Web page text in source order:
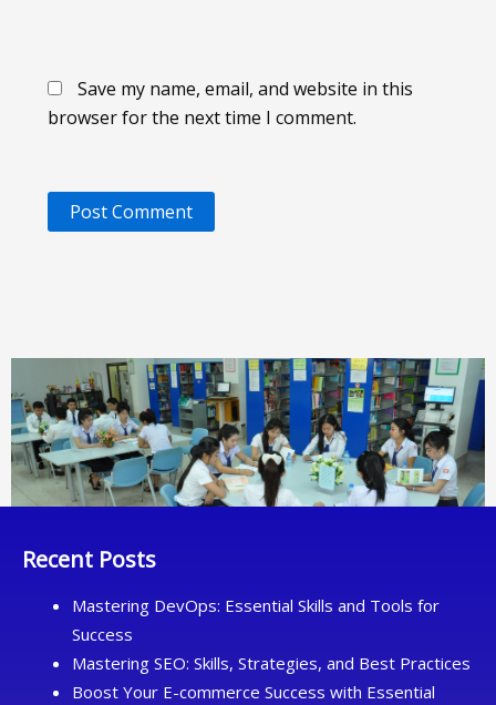
Save my name, email, and website in this
browser for the next time I comment.
Recent Posts
Mastering DevOps: Essential Skills and Tools for
Success
Mastering SEO: Skills, Strategies, and Best Practices
Boost Your E-commerce Success with Essential